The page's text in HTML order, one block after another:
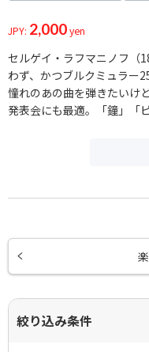
JPY: 2,000yen
セルゲイ・ラフマニノフ（
わず、かつブルクミュラー
憧れのあの曲を弾きたいけ
発表会にも最適。「鐘」「
絞り込み条件